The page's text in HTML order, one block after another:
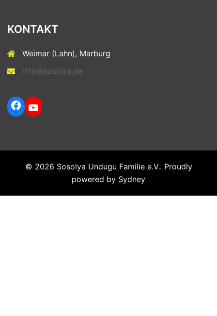
KONTAKT
Weimar (Lahn), Marburg
info@sosolya.de
Facebook
YouTube
© 2026 Sosolya Undugu Familie e.V.. Proudly
powered by Sydney